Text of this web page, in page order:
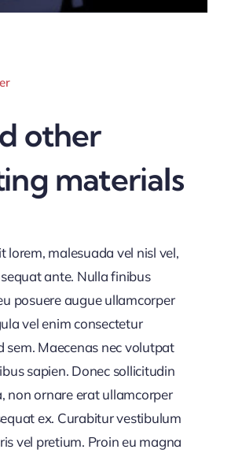
other
materials
lorem, malesuada vel nisl vel,
ante. Nulla finibus
posuere augue ullamcorper
vel enim consectetur
sem. Maecenas nec volutpat
sapien. Donec sollicitudin
non ornare erat ullamcorper
ex. Curabitur vestibulum
vel pretium. Proin eu magna